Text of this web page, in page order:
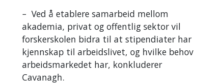
– Ved å etablere samarbeid mellom
akademia, privat og offentlig sektor vil
forskerskolen bidra til at stipendiater har
kjennskap til arbeidslivet, og hvilke behov
arbeidsmarkedet har, konkluderer
Cavanagh.